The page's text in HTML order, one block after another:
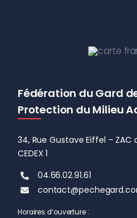
Fédération du Gard
Protection du Milieu
34, Rue Gustave Eiffel –
CEDEX 1
04.66.02.91.61
Horaires d’ouverture :